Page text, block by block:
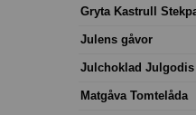
Gryta Kastrull
Julens gåvor
Julchoklad Julgodis
Matgåva Tomtelåda